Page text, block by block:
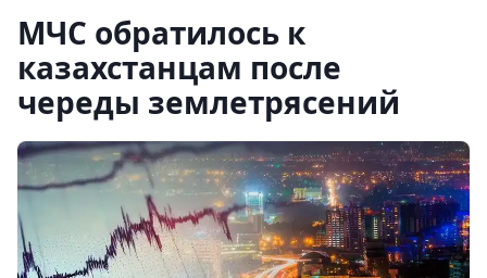
МЧС обратилось к
казахстанцам после
череды землетрясений